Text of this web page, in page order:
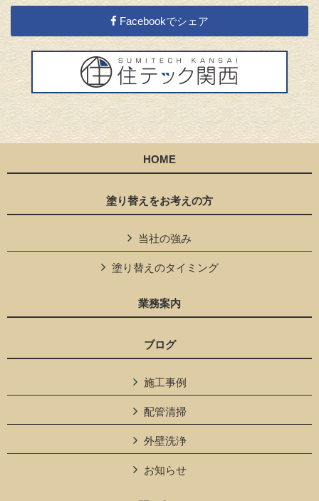
Facebookでシェア
HOME
塗り替えをお考えの方
当社の強み
塗り替えのタイミング
業務案内
ブログ
施工事例
配管清掃
外壁洗浄
お知らせ